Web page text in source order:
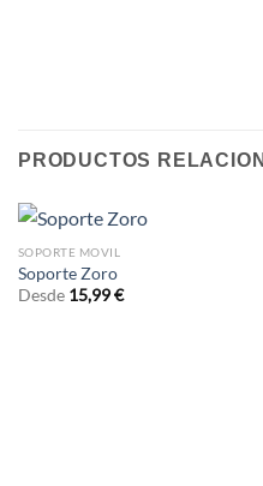
PRODUCTOS
SOPORTE MOVIL
Soporte Zoro
Desde 15,99€